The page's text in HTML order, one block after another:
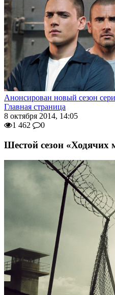
Анонсирован новый сезон
Главная страница
8 октября 2014, 14:05
1 462
0
Шестой сезон «Ходячих